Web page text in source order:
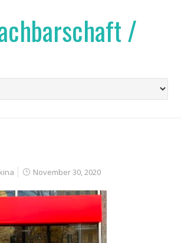
/
November 30, 2020